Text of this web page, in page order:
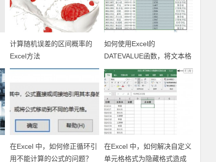
计算随机误差的区间概率的
Excel方法
如何使用Excel的
DATEVALUE函数，将文本格
式的日期转换为序列号？
在Excel 中，如何修正循环引
用不能计算的公式的问题？
在Excel 中，如何解决自定义
单元格格式为隐藏格式造成